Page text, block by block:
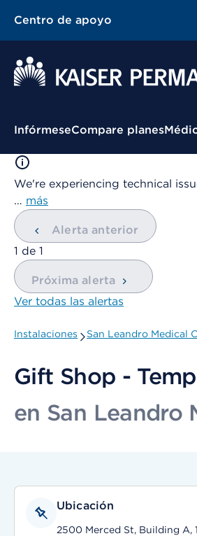
Centro de apoyo
Menú contextual
InfórmeseCompare planes
We're experiencing technical
… más
Alerta anterior
mostrando
1 de 1
Próxima alerta
Ver todas las alertas
Instalaciones San Leandro Medical
Gift Shop -
en San Leandro
Ubicación
2500 Merced St, Building A,